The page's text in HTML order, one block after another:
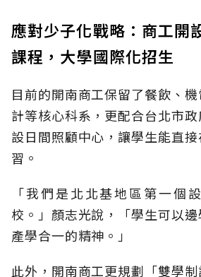
應對少子化戰略：商工開
課程，大學國際化招生
目前的開南商工保留了餐飲、
計等核心科系，更配合台北市
設日間照顧中心，讓學生能直
習。
「我們是北北基地區第一個
校。」顏志光說，「學生可以
產學合一的精神。」
此外，開南商工更規劃「雙學